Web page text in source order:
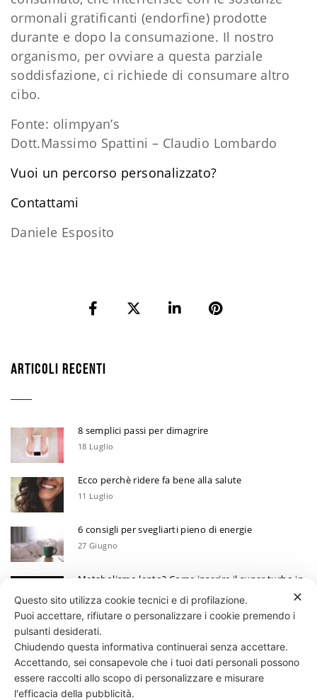
ormonali gratificanti (endorfine) prodotte
durante e dopo la consumazione. Il nostro
organismo, per ovviare a questa parziale
soddisfazione, ci richiede di consumare altro
cibo.
Fonte: olimpyan’s
Dott.Massimo Spattini – Claudio Lombardo
Vuoi un percorso personalizzato?
​Contattami
Daniele Esposito
ARTICOLI RECENTI
8 semplici passi per dimagrire
18 Luglio
Ecco perchè ridere fa bene alla salute
11 Luglio
6 consigli per svegliarti pieno di energie
27 Giugno
Metabolismo lento? Come inserire il super turbo in
13 Giugno
Ecco perchè devi annotare i tuoi progressi
30 Maggio
331 818 4777DANIELE ESPOSITO
✕
Questo sito utilizza cookie tecnici e di profilazione.
Puoi accettare, rifiutare o personalizzare i cookie premendo i
pulsanti desiderati.
Chiudendo questa informativa continuerai senza accettare.
Accettando, sei consapevole che i tuoi dati personali possono
essere raccolti allo scopo di personalizzare e misurare
l'efficacia della pubblicità.